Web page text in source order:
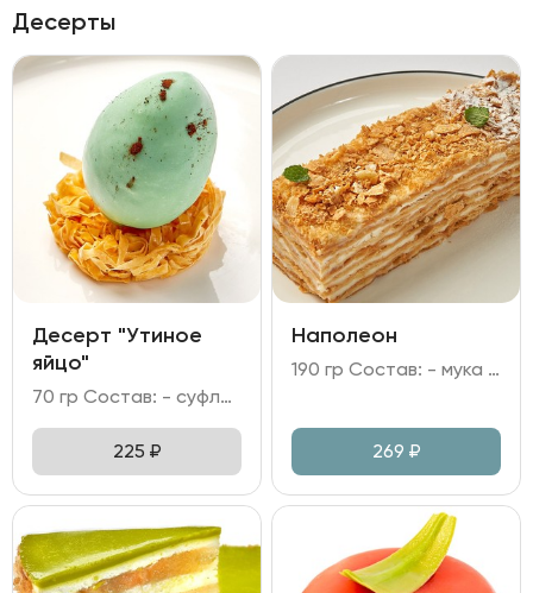
Десерты
Десерт "Утиное
яйцо"
70 гр Состав: - суфле "птичье молоко"; - желток из облепихи; - глазурь из белого шоколада и какао; - тесто Фило; - сахар; краситель; сахарный сироп.
225 ₽
Наполеон
190 гр Состав: - мука пшеничная; - масло сливочное; - яйцо куриное; - сахар; соль; уксус; молоко; сливки; - паста ванильная; крахмал кукурузный.
269 ₽